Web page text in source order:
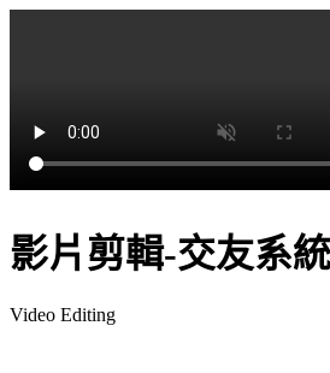
影片剪輯-交友系
Video Editing